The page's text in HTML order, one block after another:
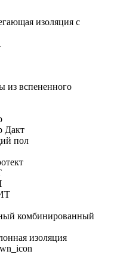
изоляция с
из вспененного
Дакт
пол
комбинированный
изоляция